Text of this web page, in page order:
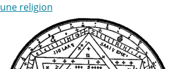
une religion